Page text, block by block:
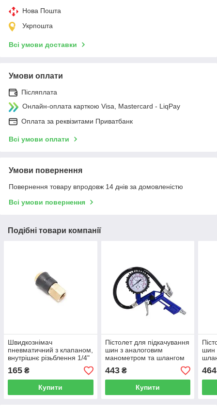
Нова Пошта
Укрпошта
Всі умови доставки
Умови оплати
Післяплата
Онлайн-оплата карткою Visa, Mastercard - LiqPay
Оплата за реквізитами Приватбанк
Всі умови оплати
Умови повернення
Повернення товару впродовж 14 днів за домовленістю
Всі умови повернення
Подібні товари компанії
Швидкознімач
пневматичний з клапаном,
внутрішнє різьблення 1/4"
(ONE TOUCH) Forsage F-
SE6-2SF
165 ₴
Купити
Пістолет для підкачування
шин з аналоговим
манометром та шлангом
(0-12 Bar) RockForce RF-
STG-27
443₴
Купити
шин
464